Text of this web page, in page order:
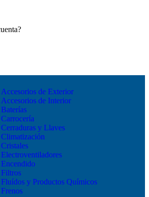
Accesorios de Exterior
Accesorios de Interior
Baterías
Carrocería
Cerraduras y Llaves
Climatización
Cristales
Electroventiladores
Encendido
Filtros
Fluídos y Productos Químicos
Frenos